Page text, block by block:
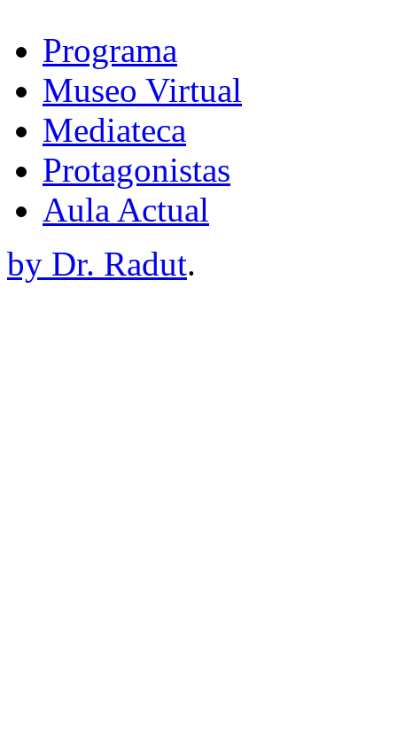
Programa
Museo Virtual
Mediateca
Protagonistas
Aula Actual
by Dr. Radut.